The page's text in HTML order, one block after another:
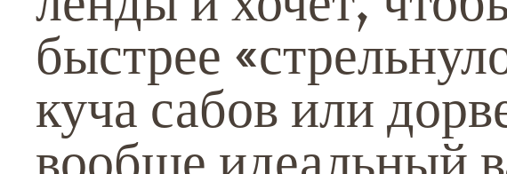
быстрее
куча сабов или
вообще идеальный